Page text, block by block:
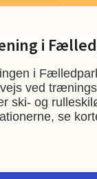
EN
i
i
ved
ski- og
se